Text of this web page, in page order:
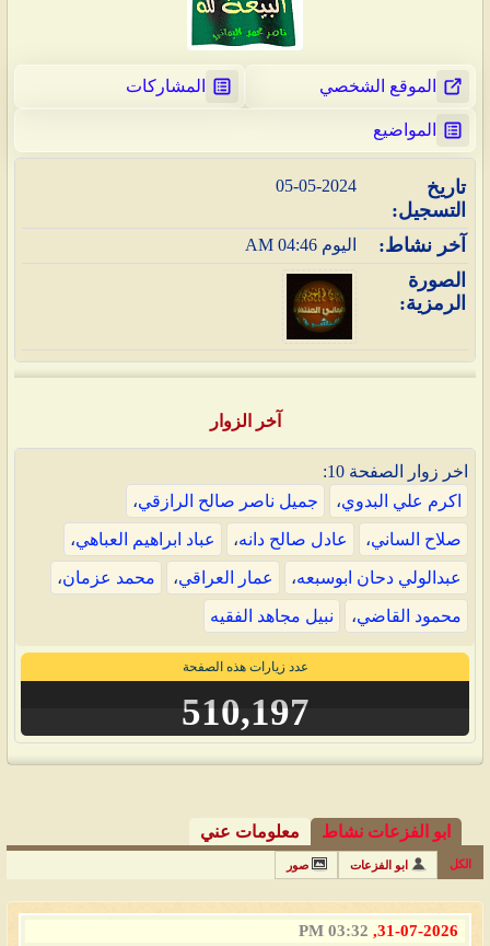
الموقع الشخصي المشاركات
المواضيع
تاريخ
التسجيل
05-05-2024
آخر نشاط اليوم 04:46 AM
الصورة
الرمزية
آخر الزوار
اخر زوار الصفحة 10:
اكرم علي البدوي، جميل ناصر صالح الرازقي،
صلاح الساني، عادل صالح دانه، عباد ابراهيم العباهي،
عبدالولي دحان ابوسبعه، عمار العراقي، محمد عزمان،
محمود القاضي، نبيل مجاهد الفقيه
عدد زيارات هذه الصفحة
510,197
ابو الفزعات نشاط معلومات عني
الكل ابو الفزعات صور
31-07-2026,
03:32 PM